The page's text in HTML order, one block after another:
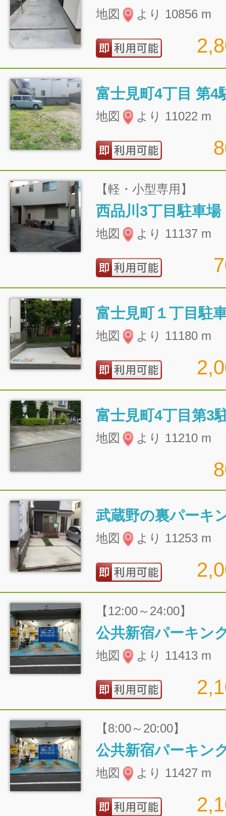
地図 より 10856 m
富士見町4丁目 第4
地図 より 11022 m
【軽・小型専用】
西品川3丁目駐車場
地図 より 11137 m
富士見町１丁目駐
地図 より 11180 m
富士見町4丁目第3
地図 より 11210 m
武蔵野の裏パーキ
地図 より 11253 m
【12:00～24:00】
公共新宿パーキン
地図 より 11413 m
【8:00～20:00】
公共新宿パーキン
地図 より 11427 m